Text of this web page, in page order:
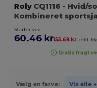
RolyCQ1116 - Hvid/
Kombineret
Starter ved
60.46 kr155.69 kr inkl.
Gratis fragt
Vælg en farve: Vis alle